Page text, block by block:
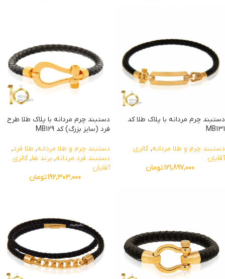
دستبند چرم مردانه با پلاک طلا کد
MB131
دستبند چرم و طلا مردانه, گالری
آقایان
121,897,000تومان
دستبند چرم مردانه با پلاک طلا طرح
فرد (سایز بزرگ) کد MB129
دستبند چرم و طلا مردانه, طلا فرد,
دستبند فرد مردانه, برند ها, گالری
آقایان
192,303,000تومان